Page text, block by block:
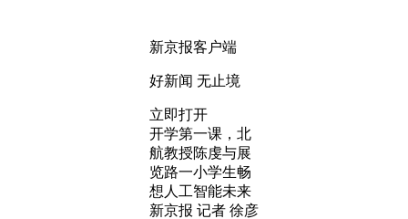
新京报客户端
好新闻 无止境
立即打开
开学第一课，北
航教授陈虔与展
览路一小学生畅
想人工智能未来
新京报 记者 徐彦